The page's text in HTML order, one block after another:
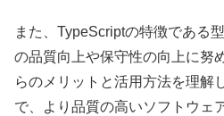
また、TypeScriptの特徴である
の品質向上や保守性の向上に努
らのメリットと活用方法を理解
で、より品質の高いソフトウェ